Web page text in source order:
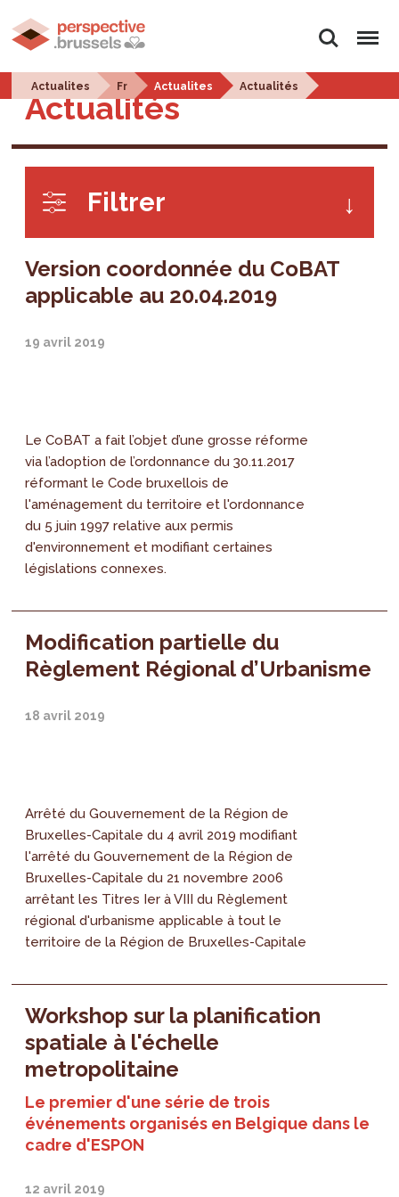
Rechercher
Menu
Actualites Fr Actualites Actualités
Actualités
Filtrer
Version coordonnée du CoBAT
applicable au 20.04.2019
19 avril 2019
Le CoBAT a fait l’objet d’une grosse réforme
via l’adoption de l’ordonnance du 30.11.2017
réformant le Code bruxellois de
l'aménagement du territoire et l'ordonnance
du 5 juin 1997 relative aux permis
d'environnement et modifiant certaines
législations connexes.
Modification partielle du
Règlement Régional d’Urbanisme
18 avril 2019
Arrêté du Gouvernement de la Région de
Bruxelles-Capitale du 4 avril 2019 modifiant
l'arrêté du Gouvernement de la Région de
Bruxelles-Capitale du 21 novembre 2006
arrêtant les Titres Ier à VIII du Règlement
régional d'urbanisme applicable à tout le
territoire de la Région de Bruxelles-Capitale
Workshop sur la planification
spatiale à l'échelle
metropolitaine
Le premier d'une série de trois
événements organisés en Belgique dans le
cadre d'ESPON
12 avril 2019